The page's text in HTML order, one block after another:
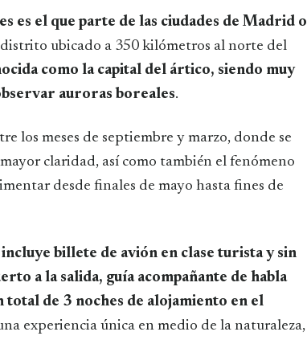
es el que parte de las ciudades de Madrid o
ubicado a 350 kilómetros al norte del
como la capital del ártico, siendo muy
auroras boreales.
los meses de septiembre y marzo, donde se
claridad, así como también el fenómeno
desde finales de mayo hasta fines de
billete de avión en clase turista y sin
a la salida, guía acompañante de habla
total de 3 noches de alojamiento en el
experiencia única en medio de la naturaleza,